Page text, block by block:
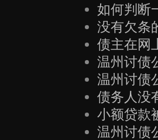
如何判断
没有欠条
债主在网
温州讨债
温州讨债
债务人没
小额贷款
温州讨债